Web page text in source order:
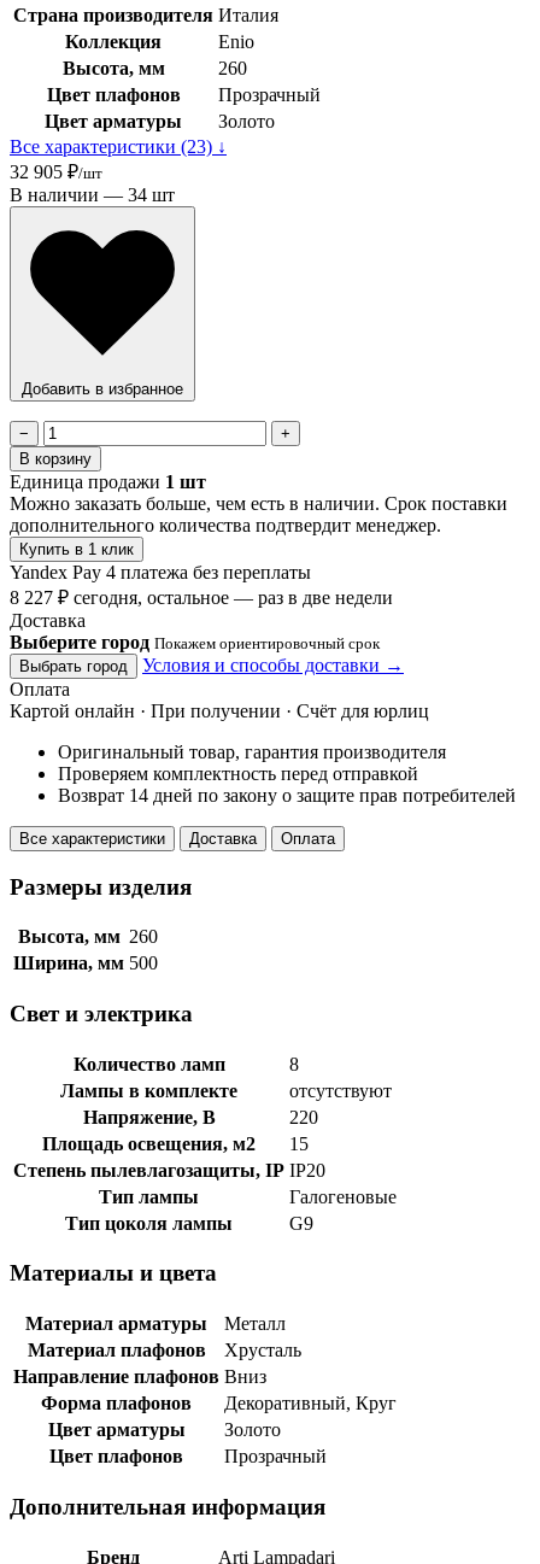
Страна производителя Италия
Коллекция
Enio
Высота, мм
260
Цвет плафонов
Прозрачный
Цвет арматуры
Золото
Все характеристики (23) ↓
32 905 ₽/шт
В наличии — 34 шт
Добавить в избранное
−
+
В корзину
Единица продажи 1 шт
Можно заказать больше, чем есть в наличии. Срок поставки
дополнительного количества подтвердит менеджер.
Купить в 1 клик
Yandex Pay 4 платежа без переплаты
8 227 ₽ сегодня, остальное — раз в две недели
Доставка
Выберите город Покажем ориентировочный срок
Выбрать город
Условия и способы доставки →
Оплата
Картой онлайн · При получении · Счёт для юрлиц
Оригинальный товар, гарантия производителя
Проверяем комплектность перед отправкой
Возврат 14 дней по закону о защите прав потребителей
Все характеристики Доставка Оплата
Размеры изделия
Высота, мм 260
Ширина, мм 500
Свет и электрика
Количество ламп
8
Лампы в комплекте
отсутствуют
Напряжение, В
220
Площадь освещения, м2
15
Степень пылевлагозащиты, IP IP20
Тип лампы
Галогеновые
Тип цоколя лампы
G9
Материалы и цвета
Материал арматуры
Металл
Материал плафонов
Хрусталь
Направление плафонов Вниз
Форма плафонов
Декоративный, Круг
Цвет арматуры
Золото
Цвет плафонов
Прозрачный
Дополнительная информация
Бренд Arti Lampadari